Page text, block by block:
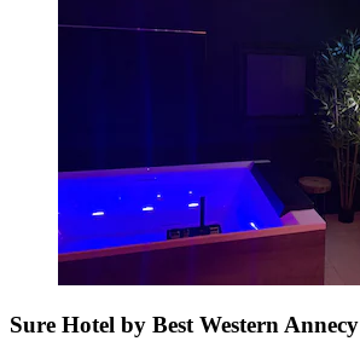
Sure Hotel by Best Western Annecy